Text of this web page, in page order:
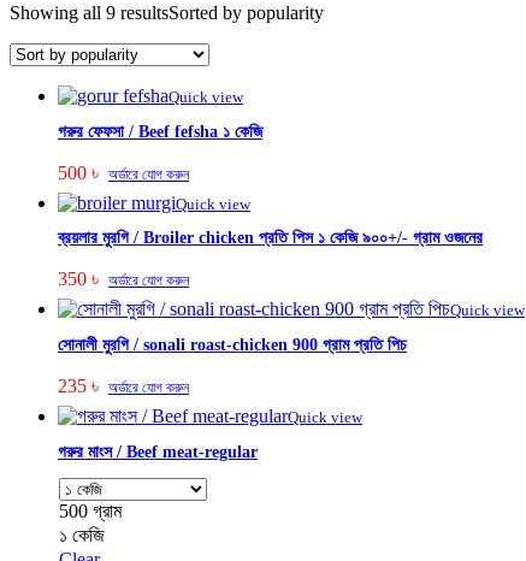
Showing all 9 resultsSorted by popularity
Quick view
গরুর ফেফসা / Beef fefsha ১ কেজি
500 ৳ অর্ডারে যোগ করুন
Quick view
ব্রয়লার মুরগি / Broiler chicken প্রতি পিস ১ কেজি ৯০০+/- গ্রাম ওজনের
350 ৳ অর্ডারে যোগ করুন
Quick view
সোনালী মুরগি / sonali roast-chicken 900 গ্রাম প্রতি পিচ
235 ৳ অর্ডারে যোগ করুন
Quick view
গরুর মাংস / Beef meat-regular
500 গ্রাম
১ কেজি